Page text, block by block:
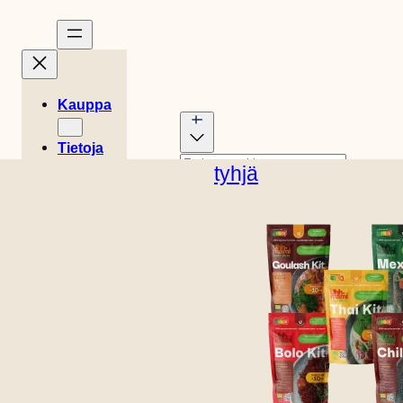
Kauppa
tyhjä
Tietoja
Englanti (Yhdysvallat)
Espanjan
Ruotsalainen
Englanti
Ranskan
Norjalainen
0,00